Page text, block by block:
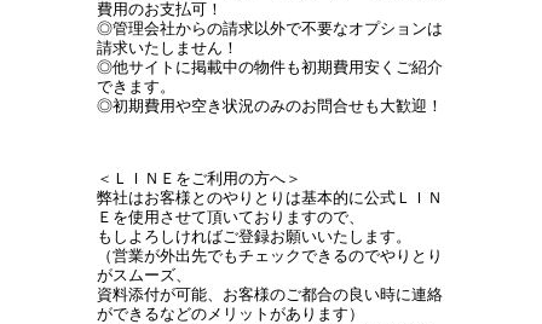
費用のお支払可！
◎管理会社からの請求以外で不要なオプションは
請求いたしません！
◎他サイトに掲載中の物件も初期費用安くご紹介
できます。
◎初期費用や空き状況のみのお問合せも大歓迎！
＜ＬＩＮＥをご利用の方へ＞
弊社はお客様とのやりとりは基本的に公式ＬＩＮ
Ｅを使用させて頂いておりますので、
もしよろしければご登録お願いいたします。
（営業が外出先でもチェックできるのでやりとり
がスムーズ、
資料添付が可能、お客様のご都合の良い時に連絡
ができるなどのメリットがあります）